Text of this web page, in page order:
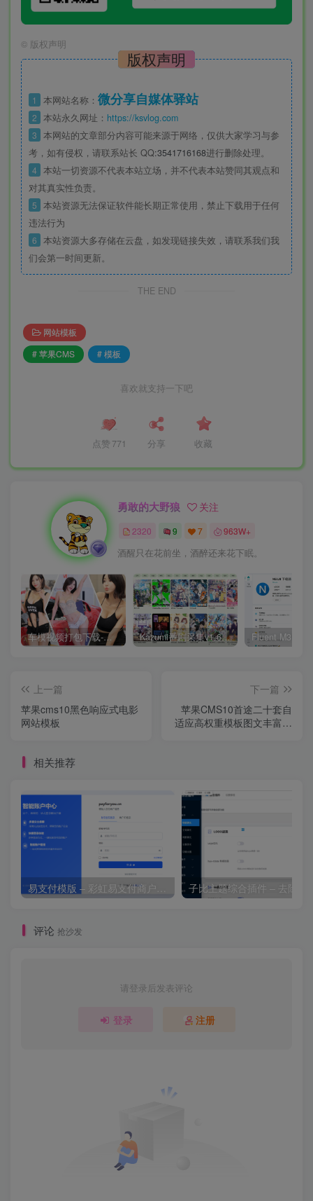
© 版权声明
版权声明
1 本网站名称： 微分享自媒体驿站
2 本站永久网址： https://ksvlog.com
3 本网站的文章部分内容可能来源于网络，仅供大家学习与参
考，如有侵权，请联系站长 QQ:3541716168进行删除处理。
4 本站一切资源不代表本站立场，并不代表本站赞同其观点和
对其真实性负责。
5 本站资源无法保证软件能长期正常使用，禁止下载用于任何
违法行为
6 本站资源大多存储在云盘，如发现链接失效，请联系我们我
们会第一时间更新。
THE END
网站模板
# 苹果CMS
# 模板
喜欢就支持一下吧
点赞 771 分享 收藏
勇敢的大野狼 关注
2320 9 7 963W+
酒醒只在花前坐，酒醉还来花下眠。
车模视频打包下载-高清无水印版 Kazumi番剧采集v1.6.9：支持自定义规则+在线观看+弹幕，跨平台下载
上一篇
苹果cms10黑色响应式电影
网站模板
下一篇
苹果CMS10首途二十套自
适应高权重模板图文丰富提
相关推荐
子比主题综合插件 – 去除授
评论 抢沙发
请登录后发表评论
登录 注册